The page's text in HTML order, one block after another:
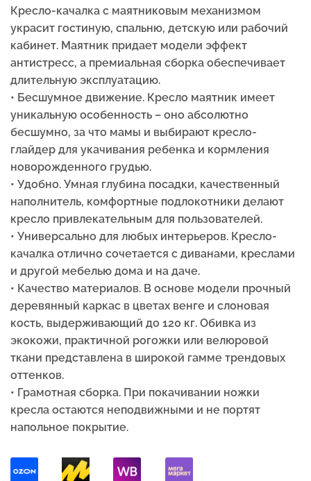
Кресло-качалка с маятниковым механизмом
украсит гостиную, спальню, детскую или рабочий
кабинет. Маятник придает модели эффект
антистресс, а премиальная сборка обеспечивает
длительную эксплуатацию.
• Бесшумное движение. Кресло маятник имеет
уникальную особенность – оно абсолютно
бесшумно, за что мамы и выбирают кресло-
глайдер для укачивания ребенка и кормления
новорожденного грудью.
• Удобно. Умная глубина посадки, качественный
наполнитель, комфортные подлокотники делают
кресло привлекательным для пользователей.
• Универсально для любых интерьеров. Кресло-
качалка отлично сочетается с диванами, креслами
и другой мебелью дома и на даче.
• Качество материалов. В основе модели прочный
деревянный каркас в цветах венге и слоновая
кость, выдерживающий до 120 кг. Обивка из
экокожи, практичной рогожки или велюровой
ткани представлена в широкой гамме трендовых
оттенков.
• Грамотная сборка. При покачивании ножки
кресла остаются неподвижными и не портят
напольное покрытие.